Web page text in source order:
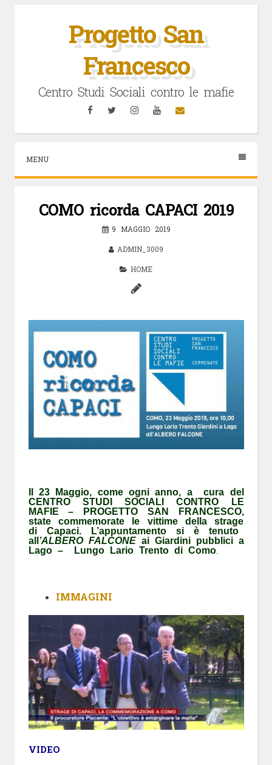
Progetto San
Francesco
Centro Studi Sociali contro le mafie
FacebookTwitterInstagramYouTubeEmail
MENU
COMO ricorda CAPACI 2019
9 MAGGIO 2019
ADMIN_3009
HOME
Il 23 Maggio, come ogni anno, a cura del
CENTRO STUDI SOCIALI CONTRO LE
MAFIE – PROGETTO SAN FRANCESCO,
state commemorate le vittime della strage
di Capaci.
L’appuntamento si è tenuto
all ’ALBERO FALCONE ai Giardini pubblici a
Lago – Lungo Lario Trento di Como.
IMMAGINI
VIDEO